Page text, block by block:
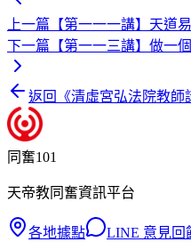
上一篇 【第一一一講】天道
下一篇 【第一一三講】做一
返回《清虛宮弘法院教師
同奮101
天帝教同奮資訊平台
各地據點 LINE 意見回